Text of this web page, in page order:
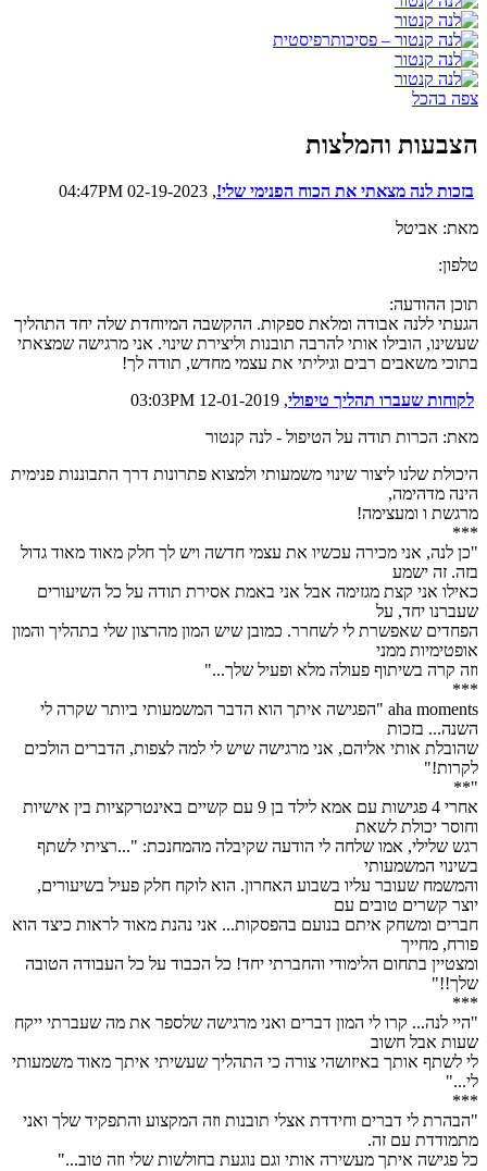
צפה בהכל
הצבעות והמלצות
בזכות לנה מצאתי את הכוח הפנימי שלי!, 02-19-2023 04:47PM
מאת: אביטל
טלפון:
תוכן ההודעה:
הגעתי ללנה אבודה ומלאת ספקות. ההקשבה המיוחדת שלה יחד התהליך
שעשינו, הובילו אותי להרבה תובנות וליצירת שינוי. אני מרגישה שמצאתי
בתוכי משאבים רבים וגיליתי את עצמי מחדש, תודה לך!
לקוחות שעברו תהליך טיפולי, 12-01-2019 03:03PM
מאת: הכרות תודה על הטיפול - לנה קנטור
היכולת שלנו ליצור שינוי משמעותי ולמצוא פתרונות דרך התבוננות פנימית
הינה מדהימה,
מרגשת ו ומעצימה!
***
"כן לנה, אני מכירה עכשיו את עצמי חדשה ויש לך חלק מאוד מאוד גדול
בזה. זה ישמע
כאילו אני קצת מגזימה אבל אני באמת אסירת תודה על כל השיעורים
שעברנו יחד, על
הפחדים שאפשרת לי לשחרר. כמובן שיש המון מהרצון שלי בתהליך והמון
אופטימיות ממני
וזה קרה בשיתוף פעולה מלא ופעיל שלך..."
***
aha moments "הפגישה איתך הוא הדבר המשמעותי ביותר שקרה לי
השנה... בזכות
שהובלת אותי אליהם, אני מרגישה שיש לי למה לצפות, הדברים הולכים
לקרות!"
"**
אחרי 4 פגישות עם אמא לילד בן 9 עם קשיים באינטרקציות בין אישיות
וחוסר יכולת לשאת
רגש שלילי, אמו שלחה לי הודעה שקיבלה מהמחנכת: "...רציתי לשתף
בשינוי המשמעותי
והמשמח שעובר עליו בשבוע האחרון. הוא לוקח חלק פעיל בשיעורים,
יוצר קשרים טובים עם
חברים ומשחק איתם בנועם בהפסקות... אני נהנת מאוד לראות כיצד הוא
פורח, מחייך
ומצטיין בתחום הלימודי והחברתי יחד! כל הכבוד על כל העבודה הטובה
שלך!!"
***
"היי לנה... קרו לי המון דברים ואני מרגישה שלספר את מה שעברתי ייקח
שעות אבל חשוב
לי לשתף אותך באיזושהי צורה כי התהליך שעשיתי איתך מאוד משמעותי
לי..."
***
"הבהרת לי דברים וחידדת אצלי תובנות וזה המקצוע והתפקיד שלך ואני
מתמודדת עם זה.
כל פגישה איתך מעשירה אותי וגם נוגעת בחולשות שלי וזה טוב..."